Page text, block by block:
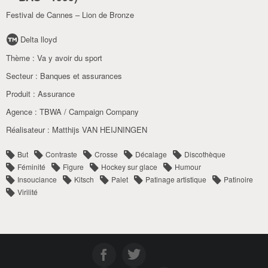
Festival de Cannes – Lion de Bronze
Delta lloyd
Thème : Va y avoir du sport
Secteur : Banques et assurances
Produit : Assurance
Agence : TBWA / Campaign Company
Réalisateur : Matthijs VAN HEIJNINGEN
But Contraste Crosse Décalage
Discothèque
Féminité
Figure Hockey sur glace
Humour
Insouciance
Kitsch Palet Patinage artistique
Patinoire
Virilité